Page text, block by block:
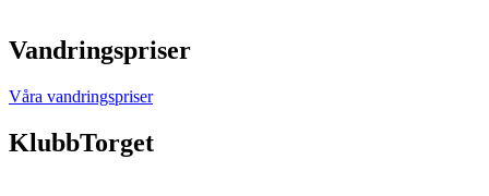
Vandringspriser
Våra vandringspriser
KlubbTorget